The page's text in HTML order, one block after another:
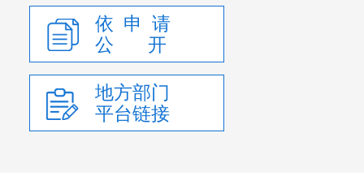
依 申 请
公 开
地方部门
平台链接